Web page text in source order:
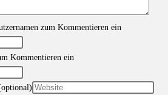
zum Kommentieren ein
Kommentieren ein